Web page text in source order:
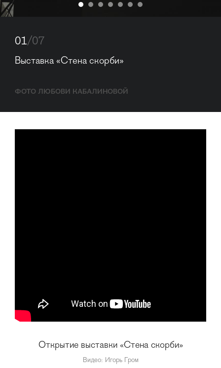
01/07
Выставка «Стена скорби»
ФОТО ЛЮБОВИ КАБАЛИНОВОЙ
Открытие выставки «Стена скорби»
Видео: Игорь Гром